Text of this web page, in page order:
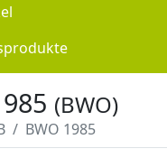
(BWO)
BWO 1985